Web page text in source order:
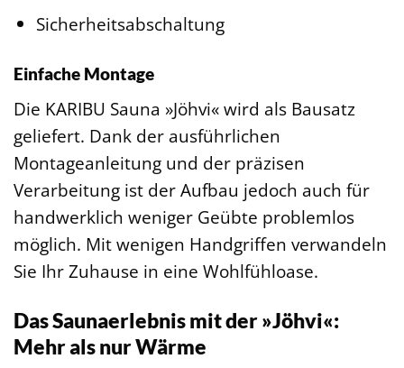
Sicherheitsabschaltung
Einfache Montage
Die KARIBU Sauna »Jöhvi« wird als Bausatz
geliefert. Dank der ausführlichen
Montageanleitung und der präzisen
Verarbeitung ist der Aufbau jedoch auch für
handwerklich weniger Geübte problemlos
möglich. Mit wenigen Handgriffen verwandeln
Sie Ihr Zuhause in eine Wohlfühloase.
Das Saunaerlebnis mit der »Jöhvi«:
Mehr als nur Wärme